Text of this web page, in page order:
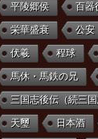
平陵郷侯 百器
栄華盛衰 公安
伏羲 程球
馬休・馬鉄の兄
三国志後伝（続三国
天璽 日本酒